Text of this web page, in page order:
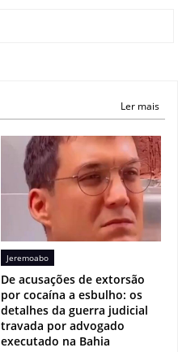
Ler mais
Jeremoabo
De acusações de extorsão
por cocaína a esbulho: os
detalhes da guerra judicial
travada por advogado
executado na Bahia